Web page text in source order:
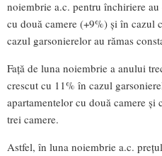
noiembrie a.c. pentru închiriere
cu două camere (+9%) și în cazul
cazul garsonierelor au rămas
Față de luna noiembrie a anului
crescut cu 11% în cazul
apartamentelor cu două camere și
trei camere.
Astfel, în luna noiembrie a.c.